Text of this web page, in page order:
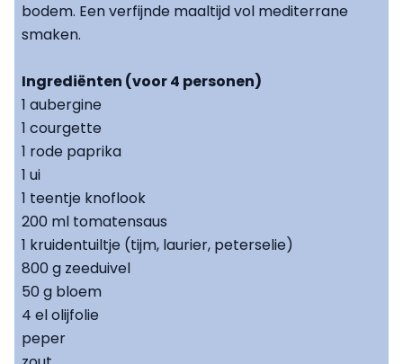
bodem. Een verfijnde maaltijd vol mediterrane
smaken.
Ingrediënten (voor 4 personen)
1 aubergine
1 courgette
1 rode paprika
1 ui
1 teentje knoflook
200 ml tomatensaus
1 kruidentuiltje (tijm, laurier, peterselie)
800 g zeeduivel
50 g bloem
4 el olijfolie
peper